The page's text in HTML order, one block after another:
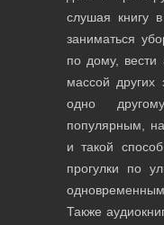
слушая книгу
заниматься
по дому, вести
массой других
одно
популярным,
и такой
прогулки по
одновременным
Также